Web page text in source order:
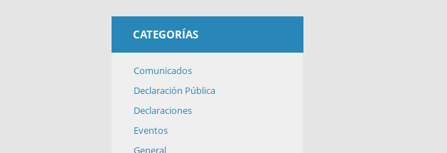
CATEGORÍAS
Comunicados
Declaración Pública
Declaraciones
Eventos
General